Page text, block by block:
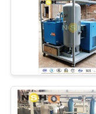
CONTACTO
NOTICIAS
PIDA